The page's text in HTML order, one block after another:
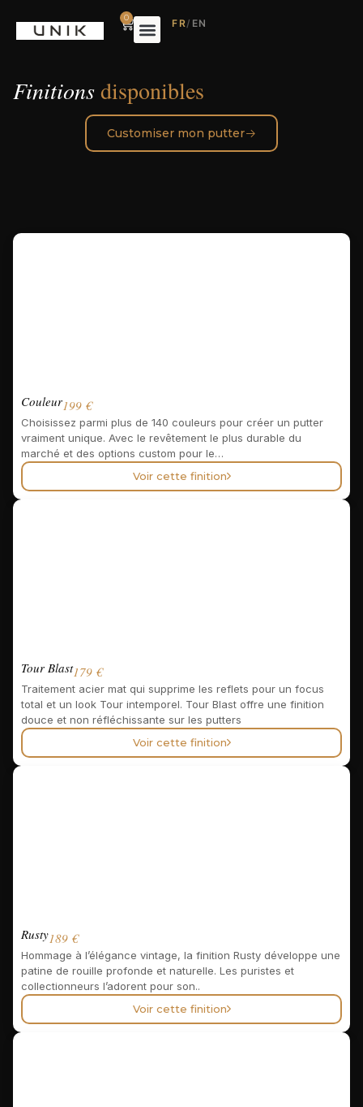
0 FR/ EN
Finitionsdisponibles
Customiser mon putter
Couleur199 €
Choisissez parmi plus de 140 couleurs pour créer un putter
vraiment unique. Avec le revêtement le plus durable du
marché et des options custom pour le…
Voir cette finition
Tour Blast179 €
Traitement acier mat qui supprime les reflets pour un focus
total et un look Tour intemporel. Tour Blast offre une finition
douce et non réfléchissante sur les putters
Voir cette finition
Rusty189 €
Hommage à l’élégance vintage, la finition Rusty développe une
patine de rouille profonde et naturelle. Les puristes et
collectionneurs l’adorent pour son..
Voir cette finition